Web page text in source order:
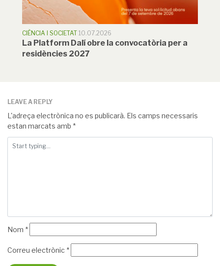
CIÈNCIA I SOCIETAT 10.07.2026
La Platform Dalí obre la convocatòria per a
residències 2027
LEAVE A REPLY
L'adreça electrònica no es publicarà. Els camps necessaris
estan marcats amb *
Nom *
Correu electrònic *